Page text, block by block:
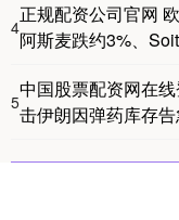
4
正规配资公司官网
阿斯麦跌约3%、
5
中国股票配资网在
击伊朗因弹药库存